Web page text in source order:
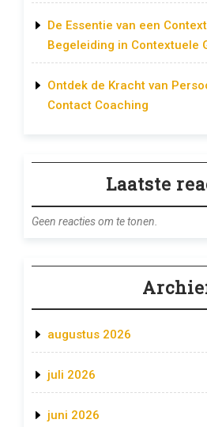
De Essentie van een
Begeleiding in Contextuele
Ontdek de Kracht van
Contact Coaching
Laatste
Geen reacties om te tonen.
augustus 2026
juli 2026
juni 2026